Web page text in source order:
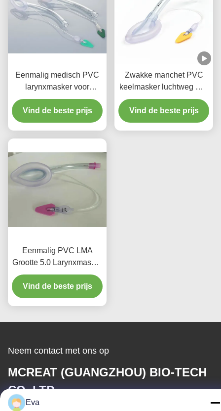
Eenmalig medisch PVC
larynxmasker voor
luchtwegen voor
zuigelingen en kinderen
Vind de beste prijs
Zwakke manchet PVC
keelmasker luchtweg met
kleurcode
Vind de beste prijs
Eenmalig PVC LMA
Grootte 5.0 Larynxmasker
Intubatie met bar voor
volwassen gebruik
Vind de beste prijs
Neem contact met ons op
MCREAT (GUANGZHOU) BIO-TECH
CO.,LTD
Eva